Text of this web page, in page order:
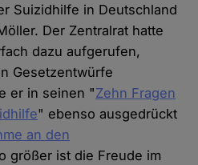
Suizidhilfe in Deutschland
Der Zentralrat hatte
dazu aufgerufen,
Gesetzentwürfe
er in seinen "Zehn Fragen
" ebenso ausgedrückt
an den
größer ist die Freude im